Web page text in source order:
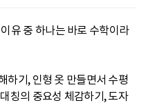
유 중 하나는 바로 수학이라
하기, 인형 옷 만들면서 수평
칭의 중요성 체감하기, 도자